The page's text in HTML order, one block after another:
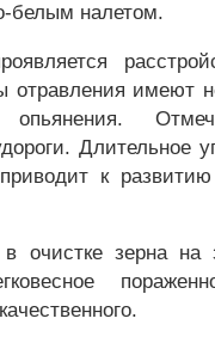
белым налетом.
имеют
опьянения.
Длительное
к
очистке зерна на